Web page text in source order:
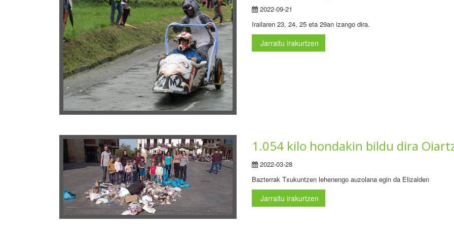
2022-09-21
Irailaren 23, 24, 25 eta 29an izango dira.
Jarraitu irakurtzen
1.054 kilo hondakin bildu dira
2022-03-28
Bazterrak Txukuntzen lehenengo auzolana egin da Elizalden
Jarraitu irakurtzen